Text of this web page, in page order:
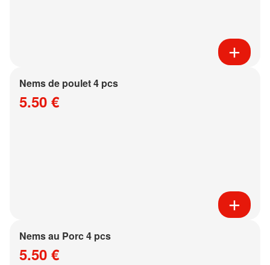
Nems de poulet 4 pcs
5.50 €
Nems au Porc 4 pcs
5.50 €